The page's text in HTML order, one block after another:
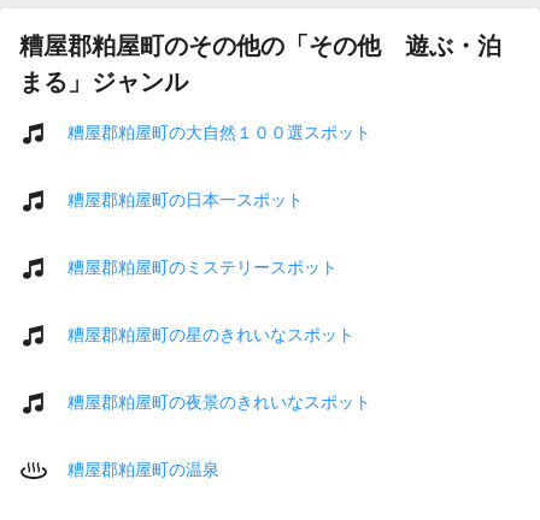
糟屋郡粕屋町のその他の「その他 遊ぶ・泊
まる」ジャンル
糟屋郡粕屋町の大自然１００選スポット
糟屋郡粕屋町の日本一スポット
糟屋郡粕屋町のミステリースポット
糟屋郡粕屋町の星のきれいなスポット
糟屋郡粕屋町の夜景のきれいなスポット
糟屋郡粕屋町の温泉